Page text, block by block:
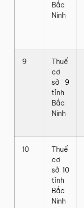
Bắc
Ninh
9
Thuế
cơ
sở 9
tỉnh
Bắc
Ninh
10
Thuế
cơ
sở 10
tỉnh
Bắc
Ninh